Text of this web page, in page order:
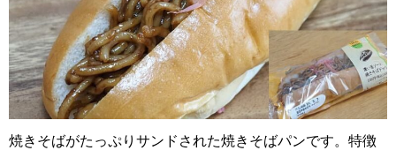
焼きそばがたっぷりサンドされた焼きそばパンです。特徴